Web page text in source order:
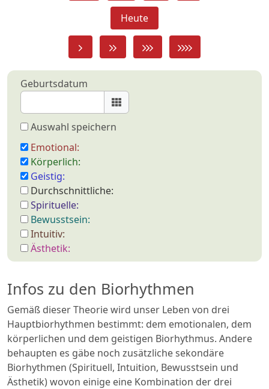
Heute
Geburtsdatum
Auswahl speichern
Emotional:
Körperlich:
Geistig:
Durchschnittliche:
Spirituelle:
Bewusstsein:
Intuitiv:
Ästhetik:
Infos zu den Biorhythmen
Gemäß dieser Theorie wird unser Leben von drei
Hauptbiorhythmen bestimmt: dem emotionalen, dem
körperlichen und dem geistigen Biorhythmus. Andere
behaupten es gäbe noch zusätzliche sekondäre
Biorhythmen (Spirituell, Intuition, Bewusstsein und
Ästhetik) wovon einige eine Kombination der drei